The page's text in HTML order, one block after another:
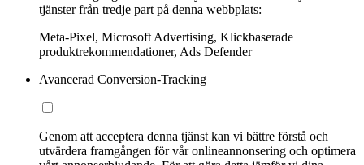
tjänster från tredje part på denna webbplats:
Meta-Pixel, Microsoft Advertising, Klickbaserade
produktrekommendationer, Ads Defender
Avancerad Conversion-Tracking
Genom att acceptera denna tjänst kan vi bättre förstå och
utvärdera framgången för vår onlineannonsering och optimera